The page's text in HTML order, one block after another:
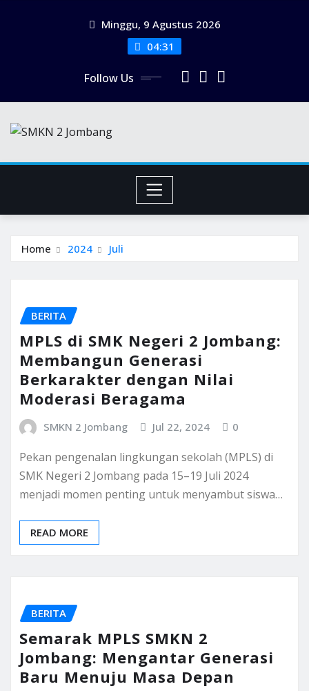
Minggu, 9 Agustus 2026
04:31
Follow Us
Home 2024 Juli
BERITA
MPLS di SMK Negeri 2 Jombang:
Membangun Generasi
Berkarakter dengan Nilai
Moderasi Beragama
SMKN 2 Jombang Jul 22, 2024 0
Pekan pengenalan lingkungan sekolah (MPLS) di
SMK Negeri 2 Jombang pada 15–19 Juli 2024
menjadi momen penting untuk menyambut siswa…
READ MORE
BERITA
Semarak MPLS SMKN 2
Jombang: Mengantar Generasi
Baru Menuju Masa Depan